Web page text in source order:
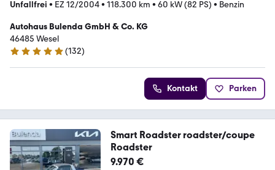
Unfallfrei • EZ 12/2004• 118.300 km • 60 kW (82 PS) • Benzin
Autohaus Bulenda GmbH & Co. KG
46485 Wesel
5 Sterne
(132)
Kontakt Parken
Smart Roadster roadster/coupe
Roadster
9.970 €